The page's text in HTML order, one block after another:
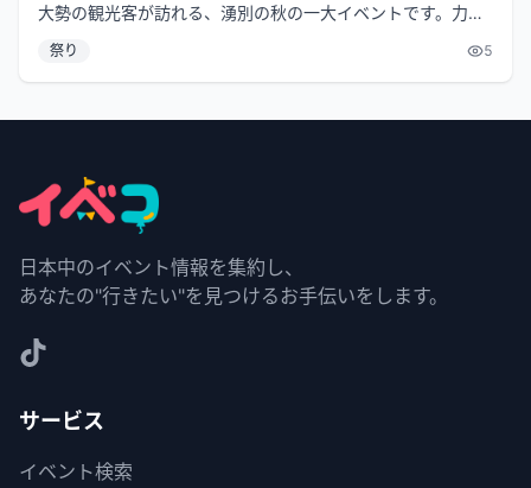
大勢の観光客が訪れる、湧別の秋の一大イベントです。力自
祭り 5
日本中のイベント情報を集約し、
あなたの"行きたい"を見つけるお手伝いをします。
サービス
イベント検索